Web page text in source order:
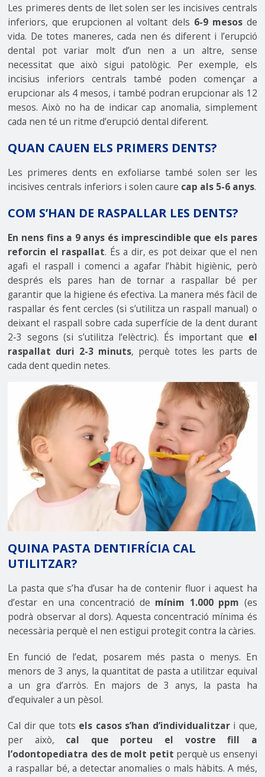
Les primeres dents de llet solen ser les incisives centrals
inferiors, que erupcionen al voltant dels 6-9 mesosde
vida. De totes maneres, cada nen és diferent i l’erupció
dental pot variar molt d’un nen a un altre, sense
necessitat que això sigui patològic. Per exemple, els
incisius inferiors centrals també poden començar a
erupcionar als 4 mesos, i també podran erupcionar als 12
mesos. Això no ha de indicar cap anomalia, simplement
cada nen té un ritme d’erupció dental diferent.
QUAN CAUEN ELS PRIMERS DENTS?
Les primeres dents en exfoliarse també solen ser les
incisives centrals inferiors i solen caure cap als 5-6 anys.
COM S’HAN DE RASPALLAR LES DENTS?
En nens fins a 9 anys és imprescindible que els pares
reforcin el raspallat. És a dir, es pot deixar que el nen
agafi el raspall i comenci a agafar l’hàbit higiènic, però
després els pares han de tornar a raspallar bé per
garantir que la higiene és efectiva. La manera més fàcil de
raspallar és fent cercles (si s’utilitza un raspall manual) o
deixant el raspall sobre cada superfície de la dent durant
2-3 segons (si s’utilitza l’elèctric). És important que el
raspallat duri 2-3 minuts, perquè totes les parts de
cada dent quedin netes.
QUINA PASTA DENTIFRÍCIA CAL
UTILITZAR?
La pasta que s’ha d’usar ha de contenir fluor i aquest ha
d’estar en una concentració de mínim 1.000 ppm (es
podrà observar al dors). Aquesta concentració mínima és
necessària perquè el nen estigui protegit contra la càries.
En funció de l’edat, posarem més pasta o menys. En
menors de 3 anys, la quantitat de pasta a utilitzar equival
a un gra d’arròs. En majors de 3 anys, la pasta ha
d’equivaler a un pèsol.
Cal dir que tots els casos s’han d’individualitzari que,
per això, cal que porteu el vostre fill a
l’odontopediatra des de molt petit perquè us ensenyi
a raspallar bé, a detectar anomalies o mals hàbits. A més,